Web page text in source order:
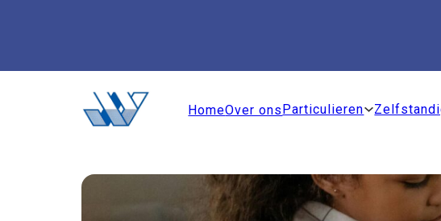
HomeOver ons Particulieren